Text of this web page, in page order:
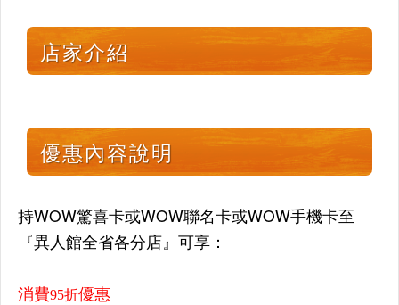
店家介紹
優惠內容說明
持WOW驚喜卡或WOW聯名卡或WOW手機卡至
『異人館全省各分店』可享：
消費95折優惠